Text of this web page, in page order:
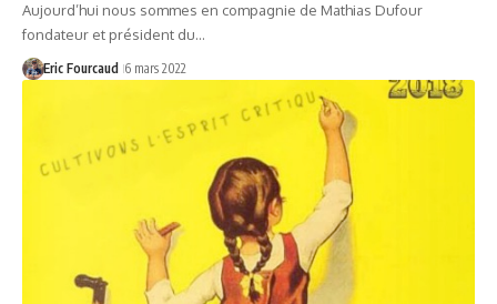
Aujourd’hui nous sommes en compagnie de Mathias Dufour
fondateur et président du…
Eric Fourcaud 6 mars 2022